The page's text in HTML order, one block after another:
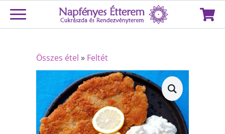
Összes étel » Feltét
Rántott szejtánszelet – 1 db